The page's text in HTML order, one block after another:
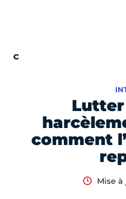
comment
Mise à